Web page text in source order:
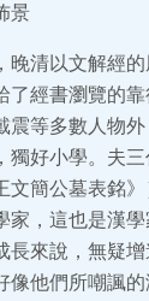
景
晚清以文解經
了經書瀏覽的
震等多數人物
獨好小學。夫
文簡公墓表銘
家，這也是漢
長來說，無疑
像他們所嘲諷